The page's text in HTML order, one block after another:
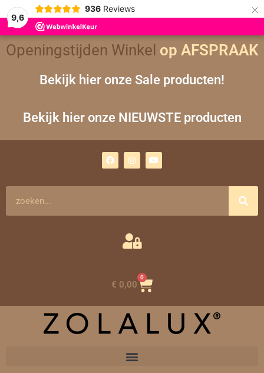
9,6
936 Reviews ×
Openingstijden Winkel op AFSPRAAK
Bekijk hier onze Sale producten!
Bekijk hier onze NIEUWSTE producten
a
c
n
s
m
o
u
€ 0,00
0
Winkelwagen